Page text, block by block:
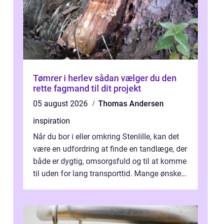
Tømrer i herlev sådan vælger du den
rette fagmand til dit projekt
05 august 2026
Thomas Andersen
inspiration
Når du bor i eller omkring Stenlille, kan det
være en udfordring at finde en tandlæge, der
både er dygtig, omsorgsfuld og til at komme
til uden for lang transporttid. Mange ønsker